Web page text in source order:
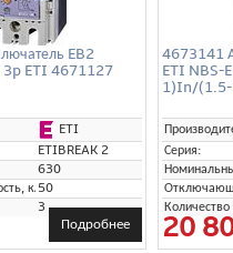
EB2
ETI 4671127
ETI
ETIBREAK 2
630
кА:50
3
Подробнее
4673141
ETI NBS-
1)In/
Серия:
20